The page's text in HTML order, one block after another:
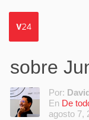
sobre
Por:
En De
agosto 7,